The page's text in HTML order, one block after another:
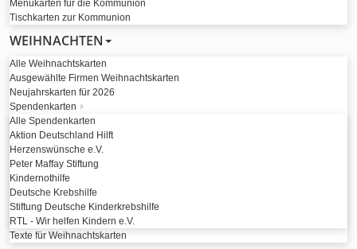
Menükarten für die Kommunion
Tischkarten zur Kommunion
WEIHNACHTEN
Alle Weihnachtskarten
Ausgewählte Firmen Weihnachtskarten
Neujahrskarten für 2026
Spendenkarten
Alle Spendenkarten
Aktion Deutschland Hilft
Herzenswünsche e.V.
Peter Maffay Stiftung
Kindernothilfe
Deutsche Krebshilfe
Stiftung Deutsche Kinderkrebshilfe
RTL - Wir helfen Kindern e.V.
Texte für Weihnachtskarten